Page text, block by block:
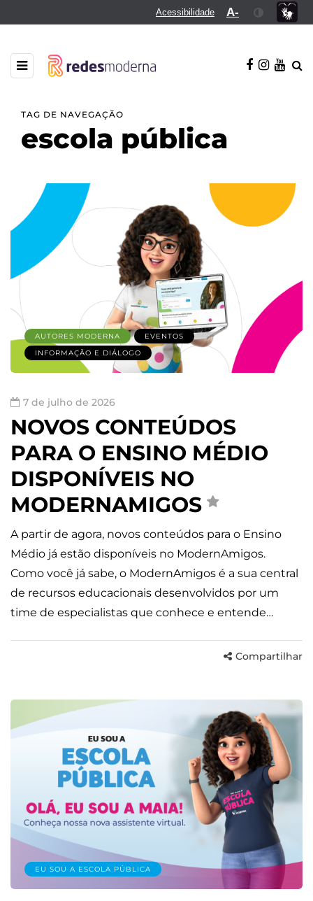
Acessibilidade A-
TAG DE NAVEGAÇÃO
escola pública
AUTORES MODERNA
EVENTOS
INFORMAÇÃO E DIÁLOGO
7 de julho de 2026
NOVOS CONTEÚDOS
PARA O ENSINO MÉDIO
DISPONÍVEIS NO
MODERNAMIGOS
A partir de agora, novos conteúdos para o Ensino
Médio já estão disponíveis no ModernAmigos.
Como você já sabe, o ModernAmigos é a sua central
de recursos educacionais desenvolvidos por um
time de especialistas que conhece e entende…
Compartilhar
EU SOU A ESCOLA PÚBLICA